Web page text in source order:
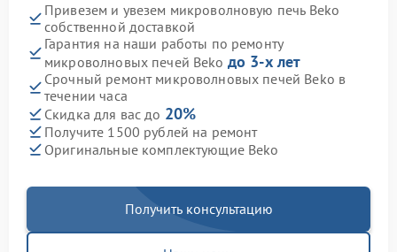
Привезем и увезем микроволновую печь Beko
собственной доставкой
Гарантия на наши работы по ремонту
микроволновых печей Beko до 3-х лет
Срочный ремонт микроволновых печей Beko в
течении часа
Скидка для вас до 20%
Получите 1500 рублей на ремонт
Оригинальные комплектующие Beko
Получить консультацию